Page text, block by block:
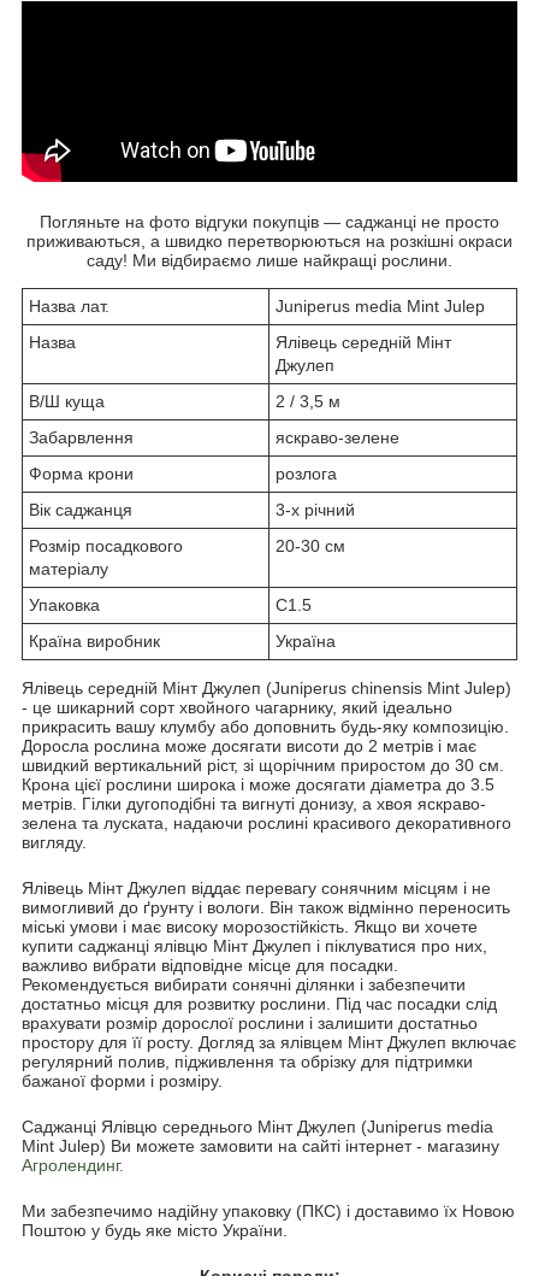
Погляньте на фото відгуки покупців — саджанці не просто
приживаються, а швидко перетворюються на розкішні окраси
саду! Ми відбираємо лише найкращі рослини.
Назва лат.
Juniperus media Mint Julep
Назва
Ялівець середній Мінт
Джулеп
В/Ш куща
2 / 3,5 м
Забарвлення
яскраво-зелене
Форма крони
розлога
Вік саджанця
3-х річний
Розмір посадкового
матеріалу
20-30 см
Упаковка
С1.5
Країна виробник
Україна
Ялівець середній Мінт Джулеп (Juniperus chinensis Mint Julep)
- це шикарний сорт хвойного чагарнику, який ідеально
прикрасить вашу клумбу або доповнить будь-яку композицію.
Доросла рослина може досягати висоти до 2 метрів і має
швидкий вертикальний ріст, зі щорічним приростом до 30 см.
Крона цієї рослини широка і може досягати діаметра до 3.5
метрів. Гілки дугоподібні та вигнуті донизу, а хвоя яскраво-
зелена та луската, надаючи рослині красивого декоративного
вигляду.
Ялівець Мінт Джулеп віддає перевагу сонячним місцям і не
вимогливий до ґрунту і вологи. Він також відмінно переносить
міські умови і має високу морозостійкість. Якщо ви хочете
купити саджанці ялівцю Мінт Джулеп і піклуватися про них,
важливо вибрати відповідне місце для посадки.
Рекомендується вибирати сонячні ділянки і забезпечити
достатньо місця для розвитку рослини. Під час посадки слід
врахувати розмір дорослої рослини і залишити достатньо
простору для її росту. Догляд за ялівцем Мінт Джулеп включає
регулярний полив, підживлення та обрізку для підтримки
бажаної форми і розміру.
Саджанці Ялівцю середнього Мінт Джулеп (Juniperus media
Mint Julep) Ви можете замовити на сайті інтернет - магазину
Агролендинг.
Ми забезпечимо надійну упаковку (ПКС) і доставимо їх Новою
Поштою у будь яке місто України.